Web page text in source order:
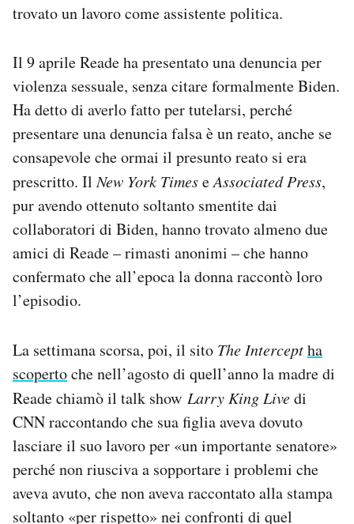
trovato un lavoro come assistente politica.
Il 9 aprile Reade ha presentato una denuncia per
violenza sessuale, senza citare formalmente Biden.
Ha detto di averlo fatto per tutelarsi, perché
presentare una denuncia falsa è un reato, anche se
consapevole che ormai il presunto reato si era
prescritto. IlNew York TimeseAssociated Press,
pur avendo ottenuto soltanto smentite dai
collaboratori di Biden, hanno trovato almeno due
amici di Reade – rimasti anonimi – che hanno
confermato che all’epoca la donna raccontò loro
l’episodio.
La settimana scorsa, poi, il sito The Interceptha
scopertoche nell’agosto di quell’anno la madre di
Reade chiamò il talk show Larry King Livedi
CNN raccontando che sua figlia aveva dovuto
lasciare il suo lavoro per «un importante senatore»
perché non riusciva a sopportare i problemi che
aveva avuto, che non aveva raccontato alla stampa
soltanto «per rispetto» nei confronti di quel